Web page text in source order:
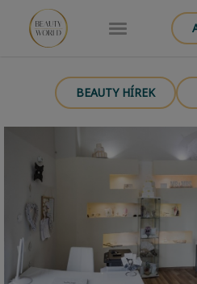
BEAUTY HÍREK